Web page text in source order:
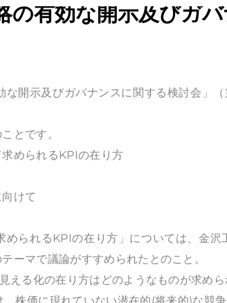
の有効な開示及びガ
開示及びガバナンスに関する検討会」
とです。
められるKPIの在り方
けて
められるKPIの在り方」については、金
ーマで議論がすすめられたとのこと。
える化の在り方はどのようなものが求め